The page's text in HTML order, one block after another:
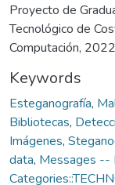
Proyecto de
Tecnológico de
Computación,
Keywords
Esteganografía,
Bibliotecas,
Imágenes,
data, Messages --